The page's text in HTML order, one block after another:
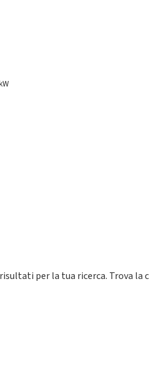
per la tua ricerca. Trova